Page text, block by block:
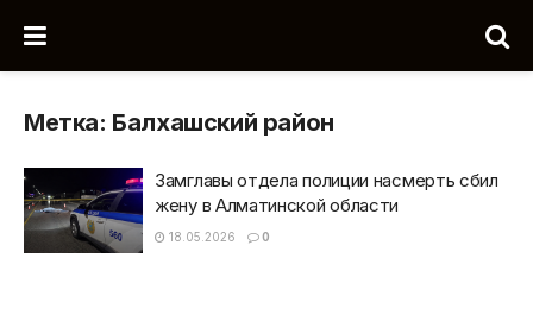
Метка: Балхашский район
Замглавы отдела полиции насмерть сбил
жену в Алматинской области
18.05.2026 0